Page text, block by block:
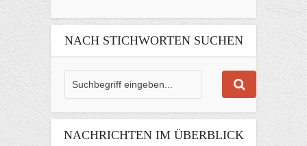
NACH STICHWORTEN SUCHEN
NACHRICHTEN IM ÜBERBLICK